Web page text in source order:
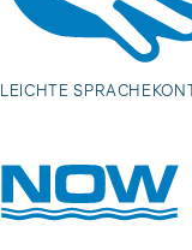
LEICHTE SPRACHE